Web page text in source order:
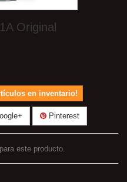
Original
en inventario!
Pinterest
este producto.